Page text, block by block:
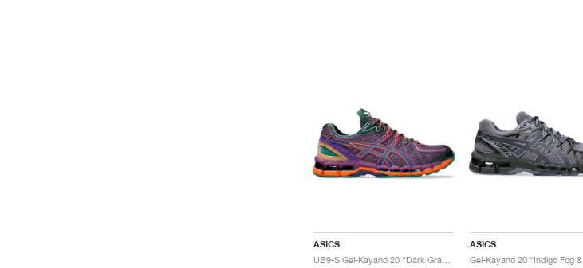
ASICS ASICS